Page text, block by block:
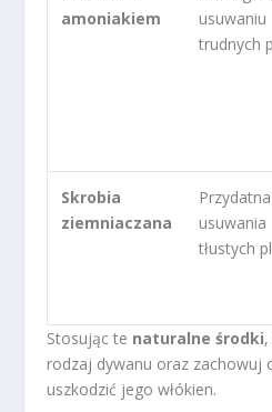
amoniakiem
usuwaniu
trudnych
Skrobia
ziemniaczana
usuwania
tłustych
Stosując te naturalne środki
rodzaj dywanu oraz zachowuj
uszkodzić jego włókien.